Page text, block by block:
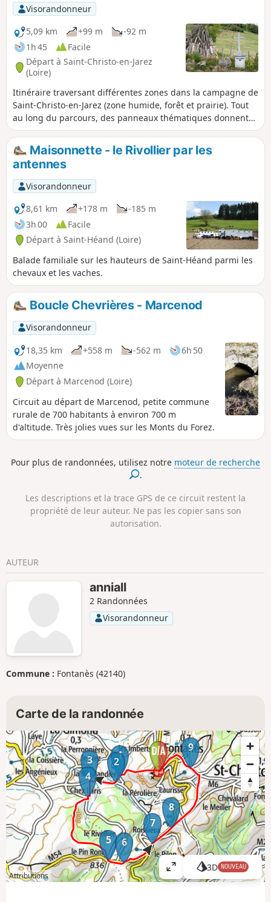
Visorandonneur
5,09 km
+99 m
-92 m
1h 45
Facile
Départ à Saint-Christo-en-Jarez
(Loire)
Itinéraire traversant différentes zones dans la campagne de
Saint-Christo-en-Jarez (zone humide, forêt et prairie). Tout
au long du parcours, des panneaux thématiques donnent
des informations sur la faune locale. Par temps clair, au 2/3
du parcours, une magnifique vue sur les Alpes s'offrira à
vous.Maisonnette - le Rivollier par les
antennes
Visorandonneur
8,61 km
+178 m
-185 m
3h 00
Facile
Départ à Saint-Héand (Loire)
Balade familiale sur les hauteurs de Saint-Héand parmi les
chevaux et les vaches.
Boucle Chevrières - Marcenod
Visorandonneur
18,35 km
+558 m -562 m
6h 50
Moyenne
Départ à Marcenod (Loire)
Circuit au départ de Marcenod, petite commune
rurale de 700 habitants à environ 700 m
d'altitude. Très jolies vues sur les Monts du Forez.
Pour plus de randonnées, utilisez notre moteur de recherche
.
Les descriptions et la trace GPS de ce circuit restent la
propriété de leur auteur. Ne pas les copier sans son
autorisation.
AUTEUR
anniall
2 Randonnées
Visorandonneur
Commune : Fontanès (42140)
Carte de la randonnée
1
2
3
4
5 6
7
8
9
Attributions
A
ff
3D NOUVEAU